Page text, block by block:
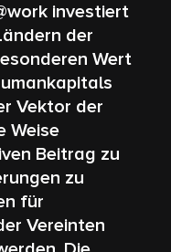
investiert
der
Wert
Vektor der
Weise
Beitrag zu
zu
für
Vereinten